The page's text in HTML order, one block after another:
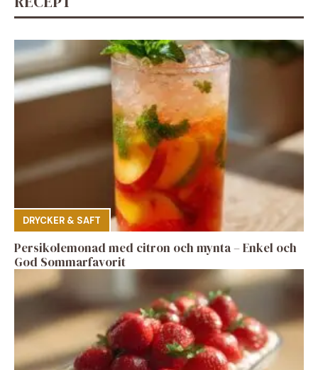
DRYCKER & SAFT
Persikolemonad med citron och mynta – Enkel och
God Sommarfavorit